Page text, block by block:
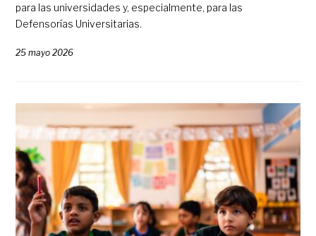
para las universidades y, especialmente, para las
Defensorías Universitarias.
25 mayo 2026